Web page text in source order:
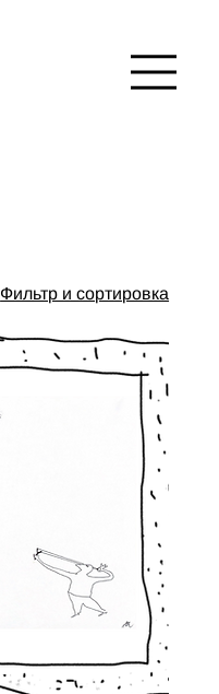
Фильтр и сортировка